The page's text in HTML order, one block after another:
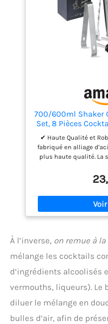
créations
élégante, ce kit
les amateurs de
bartender débutant
tous vos besoins en
700/600ml Shaker
Set, 8 Pièces
Cocktail en Acier
Barman pour Bar
Fabrication de
✔ Haute Qualité et
fabriqué en alliage
plus haute qualité. La
accessoires de shaker
au lave-vaisselle
Ensemble à
contient tout le set
besoin pour
pilon de barre * 1, filtre
vous recherchez un
cocktail kit répondra à
essentiels sont inclus,
Convient pour
anniversaire, Saint-
Incroyablement
boisson avec ce
À l’inverse, on remue à
mélange les cocktails
d’ingrédients alcoolisés
vermouths, liqueurs). Le
diluer le mélange en
bulles d’air, afin de